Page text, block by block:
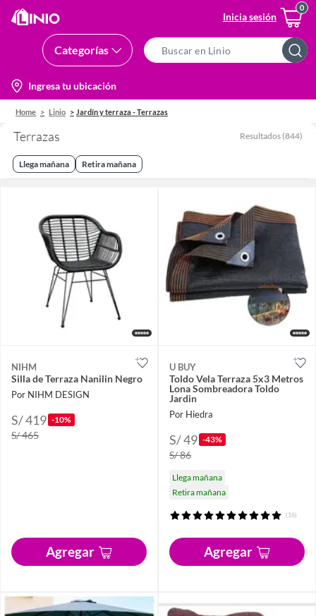
Inicia sesión
Categorías
Bar
location-
icon
Ingresa tu ubicación
Home Linio Jardín y terraza - Terrazas
Terrazas Resultados (844)
Llega mañana Retira mañana
NIHM
Silla de Terraza Nanilin Negro
Por NIHM DESIGN
S/ 419 -10%
S/ 465
Agregar
U BUY
Toldo Vela Terraza 5x3 Metros
Lona Sombreadora Toldo
Jardin
Por Hiedra
S/ 49 -43%
S/ 86
Llega mañana
Retira mañana
(16)
Agregar